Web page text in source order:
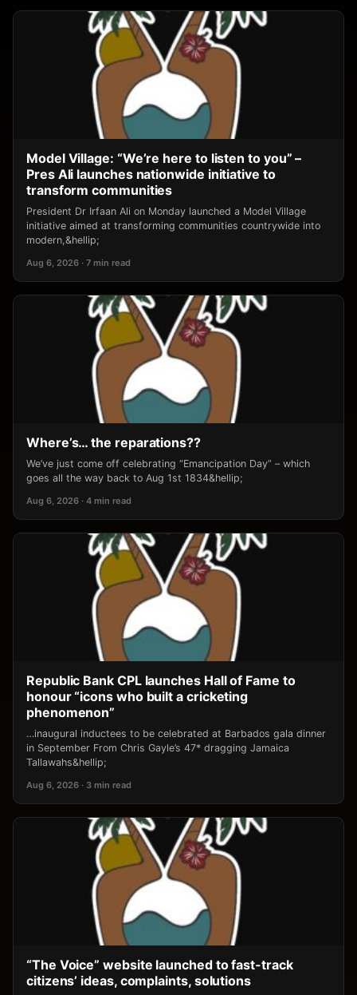
Model Village: “We’re here to listen to you” –
Pres Ali launches nationwide initiative to
transform communities
President Dr Irfaan Ali on Monday launched a Model Village
initiative aimed at transforming communities countrywide into
modern,&hellip;
Aug 6, 2026 · 7 min read
Where’s… the reparations??
We’ve just come off celebrating “Emancipation Day” – which
goes all the way back to Aug 1st 1834&hellip;
Aug 6, 2026 · 4 min read
Republic Bank CPL launches Hall of Fame to
honour “icons who built a cricketing
phenomenon”
…inaugural inductees to be celebrated at Barbados gala dinner
in September From Chris Gayle’s 47* dragging Jamaica
Tallawahs&hellip;
Aug 6, 2026 · 3 min read
“The Voice” website launched to fast-track
citizens’ ideas, complaints, solutions